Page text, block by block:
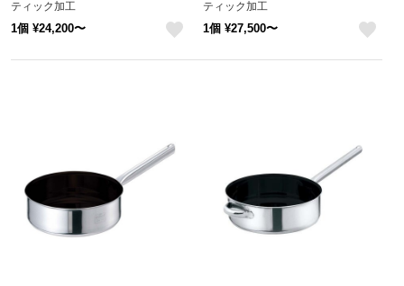
ティック加工
8691510
1個 ¥24,200〜
ティック加工
8691610
1個 ¥27,500〜